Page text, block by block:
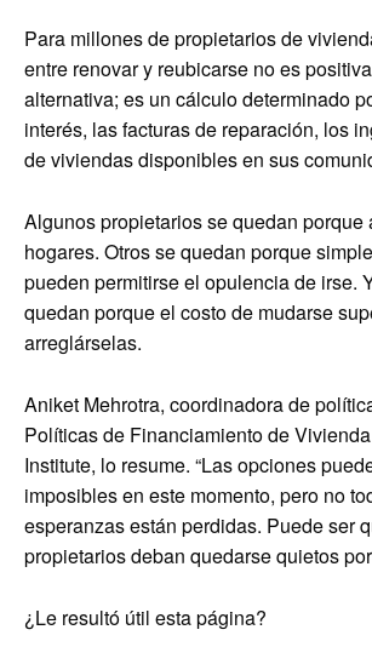
Para millones de propietarios de
entre renovar y reubicarse no es
alternativa; es un cálculo determinado
interés, las facturas de reparación, los
de viviendas disponibles en sus
Algunos propietarios se quedan porque
hogares. Otros se quedan porque
pueden permitirse el opulencia de irse.
quedan porque el costo de mudarse
arreglárselas.
Aniket Mehrotra, coordinadora de
Políticas de Financiamiento de
Institute, lo resume. “Las opciones
imposibles en este momento, pero no
esperanzas están perdidas. Puede ser
propietarios deban quedarse quietos
¿Le resultó útil esta página?